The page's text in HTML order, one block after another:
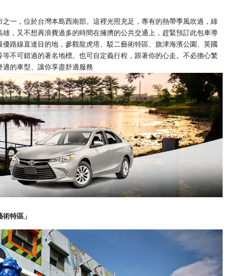
一，位於台灣本島西南部。這裡光照充足，專有的熱帶季風吹過，綠
，又不想再浪費過多的時間在擁擠的公共交通上，趕緊預訂此包車導
路線直達目的地，參觀龍虎塔、駁二藝術特區、旗津海濱公園、英國
不可錯過的著名地標。也可自定義行程，跟著你的心走。不必擔心繁
的車型、讓你享盡舒適服務
特區」